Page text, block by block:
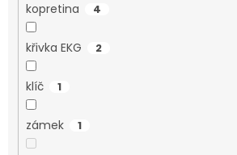
kopretina 4
křivka EKG 2
klíč 1
zámek 1